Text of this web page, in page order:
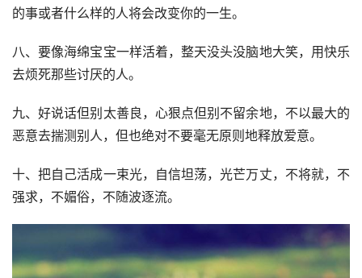
的事或者什么样的人将会改变你的一生。
八、要像海绵宝宝一样活着，整天没头没脑地大笑，用快乐
去烦死那些讨厌的人。
九、好说话但别太善良，心狠点但别不留余地，不以最大的
恶意去揣测别人，但也绝对不要毫无原则地释放爱意。
十、把自己活成一束光，自信坦荡，光芒万丈，不将就，不
强求，不媚俗，不随波逐流。